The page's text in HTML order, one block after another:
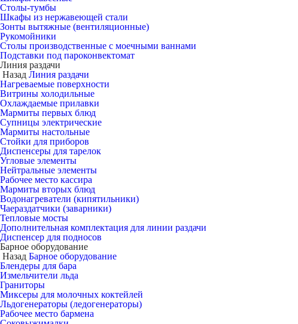
Столы-тумбы
Шкафы из нержавеющей стали
Зонты вытяжные (вентиляционные)
Рукомойники
Столы производственные с моечными ваннами
Подставки под пароконвектомат
Линия раздачи
Назад Линия раздачи
Нагреваемые поверхности
Витрины холодильные
Охлаждаемые прилавки
Мармиты первых блюд
Супницы электрические
Мармиты настольные
Стойки для приборов
Диспенсеры для тарелок
Угловые элементы
Нейтральные элементы
Рабочее место кассира
Мармиты вторых блюд
Водонагреватели (кипятильники)
Чаераздатчики (заварники)
Тепловые мосты
Дополнительная комплектация для линии раздачи
Диспенсер для подносов
Барное оборудование
Назад Барное оборудование
Блендеры для бара
Измельчители льда
Граниторы
Миксеры для молочных коктейлей
Льдогенераторы (ледогенераторы)
Рабочее место бармена